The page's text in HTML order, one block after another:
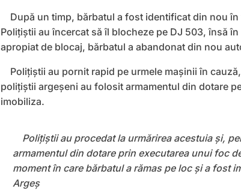
După un timp, bărbatul a fost identificat din nou
Polițiștii au încercat să îl blocheze pe DJ 503, însă
apropiat de blocaj, bărbatul a abandonat din nou
Polițiștii au pornit rapid pe urmele mașinii în
poliţiştii argeșeni au folosit armamentul din dotare
imobiliza.
Polițiștii au procedat la urmărirea acestuia și,
armamentul din dotare prin executarea unui foc
moment în care bărbatul a rămas pe loc și a fost
Argeș